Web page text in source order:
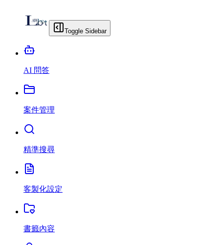
Toggle Sidebar
AI 問答
案件管理
精準搜尋
客製化設定
書籤內容